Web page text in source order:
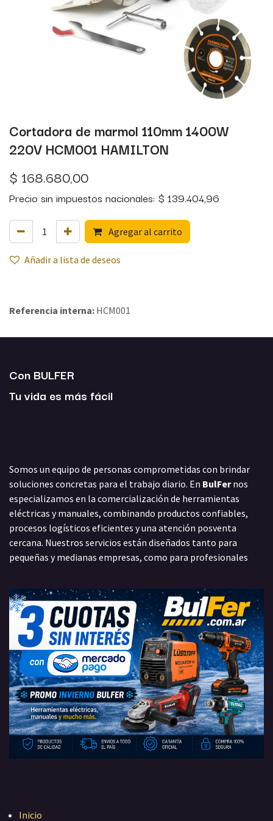
Cortadora de marmol 110mm 1400W
220V HCM001 HAMILTON
$ 168.680,00
Precio sin impuestos nacionales: $ 139.404,96
Agregar al carrito
Añadir a lista de deseos
Referencia interna: HCM001
Con BULFER
Tu vida es más fácil
Somos un equipo de personas comprometidas con brindar
soluciones concretas para el trabajo diario. En BulFernos
especializamos en la comercialización de herramientas
eléctricas y manuales, combinando productos confiables,
procesos logísticos eficientes y una atención posventa
cercana. Nuestros servicios están diseñados tanto para
pequeñas y medianas empresas, como para profesionales
Inicio